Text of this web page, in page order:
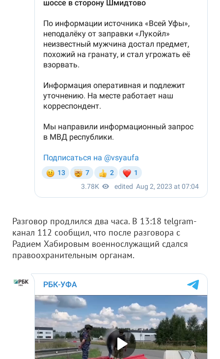
Разговор продлился два часа. В 13:18 telgram-
канал 112 сообщил, что после разговора с
Радием Хабировым военнослужащий сдался
правоохранительным органам.